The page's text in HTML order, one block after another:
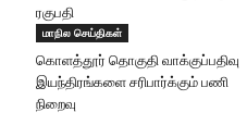
ரகுபதி
மாநில செய்திகள்
கொளத்தூர் தொகுதி வாக்குப்பதிவு
இயந்திரங்களை சரிபார்க்கும் பணி
நிறைவு